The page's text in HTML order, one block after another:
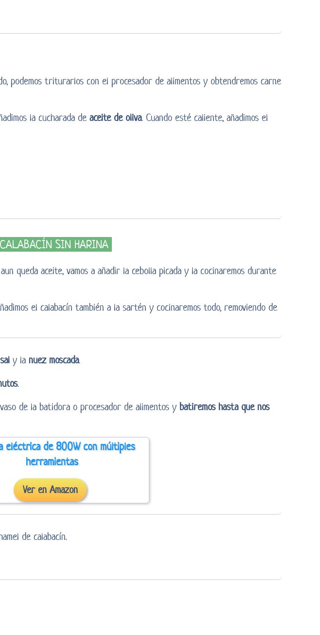
podemos triturarlos con el procesador de alimentos y obtendremos carne
la cucharada deaceite de oliva. Cuando esté caliente, añadimos el
SIN HARINA
queda aceite, vamos a añadir la cebolla picada y la cocinaremos durante
el calabacín también a la sartén y cocinaremos todo, removiendo de
y la nuez moscada.
.
de la batidora o procesador de alimentos y batiremos hasta que nos
eléctrica de 800W con múltiples
herramientas
Ver en Amazon
de calabacín.